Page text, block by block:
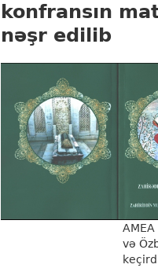
konfransın
nəşr edilib
və